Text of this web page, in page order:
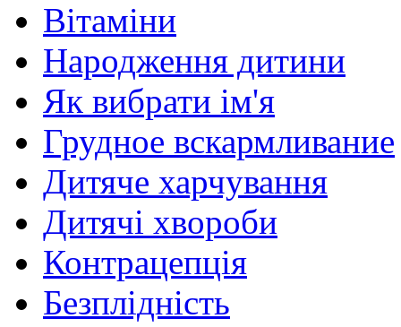
Вітаміни
Народження дитини
Як вибрати ім'я
Грудное вскармливание
Дитяче харчування
Дитячі хвороби
Контрацепція
Безплідність